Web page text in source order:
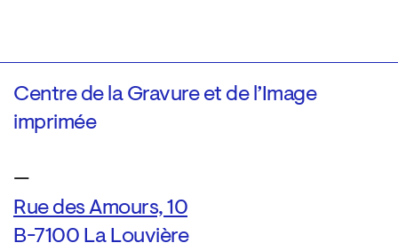
Centre de la Gravure et de l’Image
imprimée
—
Rue des Amours, 10
B-7100 La Louvière